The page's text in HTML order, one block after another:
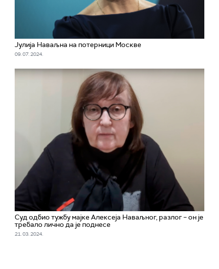
Јулија Наваљна на потерници Москве
09. 07. 2024.
Суд одбио тужбу мајке Алексеја Наваљног, разлог – он је
требало лично да је поднесе
21. 03. 2024.